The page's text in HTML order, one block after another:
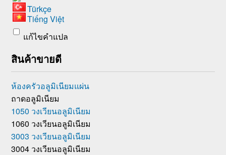
Türkçe
Tiếng Việt
แก้ไขคำแปล
สินค้าขายดี
ห้องครัวอลูมิเนียมแผ่น
ถาดอลูมิเนียม
1050 วงเวียนอลูมิเนียม
1060 วงเวียนอลูมิเนียม
3003 วงเวียนอลูมิเนียม
3004 วงเวียนอลูมิเนียม